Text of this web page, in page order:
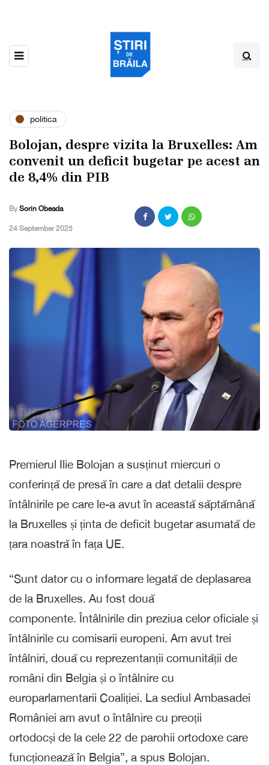
politica
Bolojan, despre vizita la Bruxelles: Am
convenit un deficit bugetar pe acest an
de 8,4% din PIB
By Sorin Obeada
,24 September 2025
Premierul Ilie Bolojan a susținut miercuri o
conferință de presă în care a dat detalii despre
întâlnirile pe care le-a avut în această săptămână
la Bruxelles și ținta de deficit bugetar asumată de
țara noastră în fața UE.
“Sunt dator cu o informare legată de deplasarea
de la Bruxelles. Au fost două
componente. Întâlnirile din preziua celor oficiale și
întâlnirile cu comisarii europeni. Am avut trei
întâlniri, două cu reprezentanții comunității de
români din Belgia și o întâlnire cu
europarlamentarii Coaliției. La sediul Ambasadei
României am avut o întâlnire cu preoții
ortodocși de la cele 22 de parohii ortodoxe care
funcționează în Belgia”, a spus Bolojan.